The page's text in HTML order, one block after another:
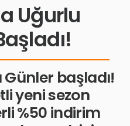
Uğurlu
başladı!
yeni sezon
%50 indirim